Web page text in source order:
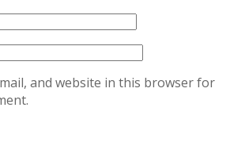
and website in this browser for